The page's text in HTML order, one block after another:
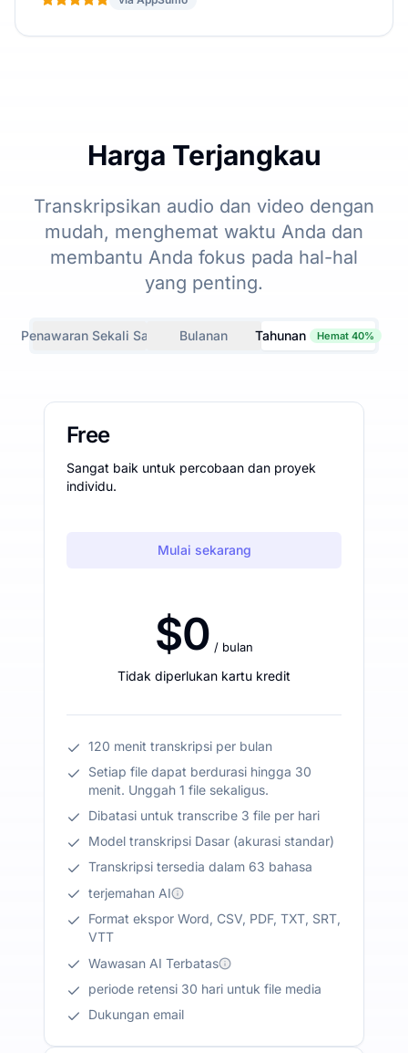
Harga Terjangkau
Transkripsikan audio dan video dengan
mudah, menghemat waktu Anda dan
membantu Anda fokus pada hal-hal
yang penting.
Penawaran Sekali Saja Bulanan Tahunan Hemat 40%
Free
Sangat baik untuk percobaan dan proyek
individu.
Mulai sekarang
$0 / bulan
Tidak diperlukan kartu kredit
120 menit transkripsi per bulan
Setiap file dapat berdurasi hingga 30
menit. Unggah 1 file sekaligus.
Dibatasi untuk transcribe 3 file per hari
Model transkripsi Dasar (akurasi standar)
Transkripsi tersedia dalam 63 bahasa
terjemahan AI
Format ekspor Word, CSV, PDF, TXT, SRT,
VTT
Wawasan AI Terbatas
periode retensi 30 hari untuk file media
Dukungan email